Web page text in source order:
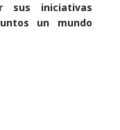
sus iniciativas
un mundo